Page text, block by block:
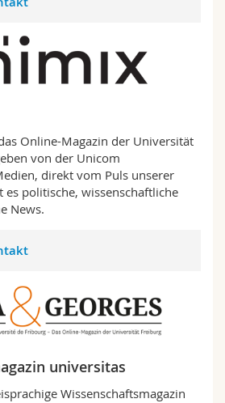
Online-Magazin der Universität
von der Unicom
direkt vom Puls unserer
politische, wissenschaftliche
News.
universitas
Wissenschaftsmagazin